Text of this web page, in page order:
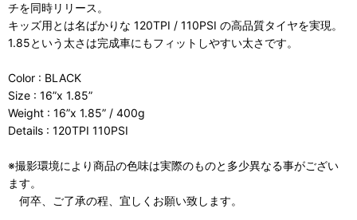
チを同時リリース。
キッズ用とは名ばかりな 120TPI / 110PSI の高品質タイヤを実現。
1.85という太さは完成車にもフィットしやすい太さです。
Color : BLACK
Size : 16”x 1.85”
Weight : 16”x 1.85” / 400g
Details : 120TPI 110PSI
※撮影環境により商品の色味は実際のものと多少異なる事がござい
ます。
何卒、ご了承の程、宜しくお願い致します。